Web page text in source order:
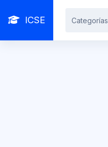
ICSE Categorías